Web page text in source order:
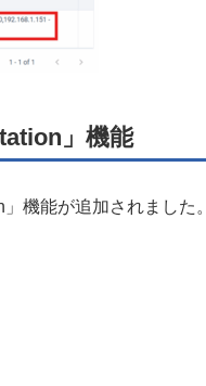
」機能
機能が追加されました。